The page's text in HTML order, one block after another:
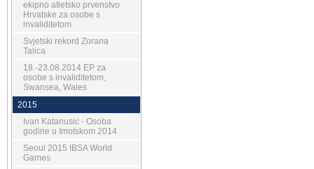
ekipno atletsko prvenstvo
Hrvatske za osobe s
invaliditetom
Svjetski rekord Zorana
Talica
18.-23.08.2014 EP za
osobe s invaliditetom,
Swansea, Wales
2015
Ivan Katanusic - Osoba
godine u Imotskom 2014
Seoul 2015 IBSA World
Games